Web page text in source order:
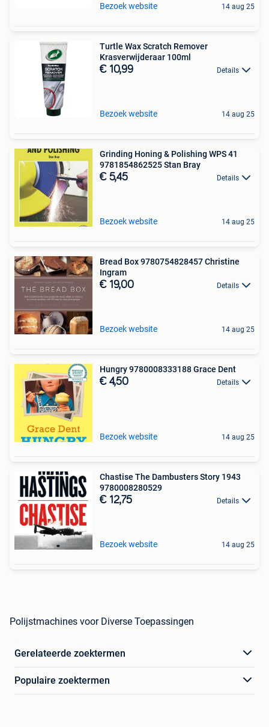
Bezoek website 14 aug 25
Turtle Wax Scratch Remover
Krasverwijderaar 100ml
€ 10,99 Details
Bezoek website 14 aug 25
Grinding Honing & Polishing WPS 41
9781854862525 Stan Bray
€ 5,45 Details
Bezoek website 14 aug 25
Bread Box 9780754828457 Christine
Ingram
€ 19,00 Details
Bezoek website 14 aug 25
Hungry 9780008333188 Grace Dent
€ 4,50 Details
Bezoek website 14 aug 25
Chastise The Dambusters Story 1943
9780008280529
€ 12,75 Details
Bezoek website 14 aug 25
Polijstmachines voor Diverse Toepassingen
Gerelateerde zoektermen
Populaire zoektermen